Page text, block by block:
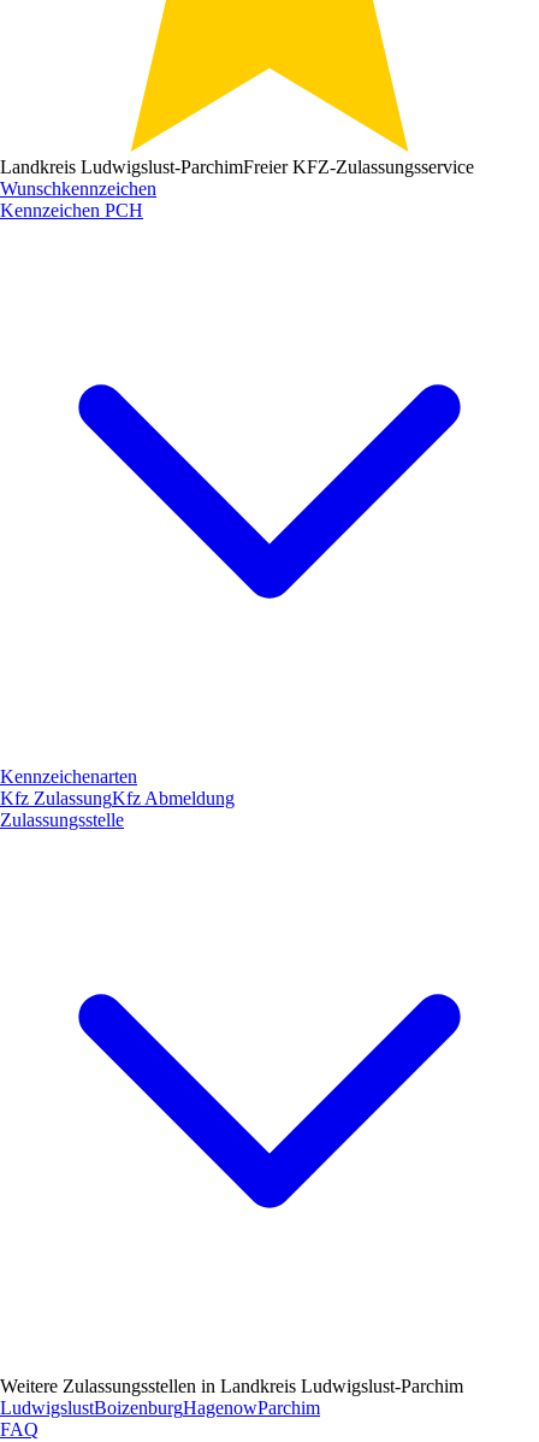
Landkreis Ludwigslust-ParchimFreier KFZ-Zulassungsservice
Wunschkennzeichen
Kennzeichen PCH
Kennzeichenarten
Kfz ZulassungKfz Abmeldung
Zulassungsstelle
Weitere Zulassungsstellen in Landkreis Ludwigslust-Parchim
LudwigslustBoizenburgHagenowParchim
FAQ